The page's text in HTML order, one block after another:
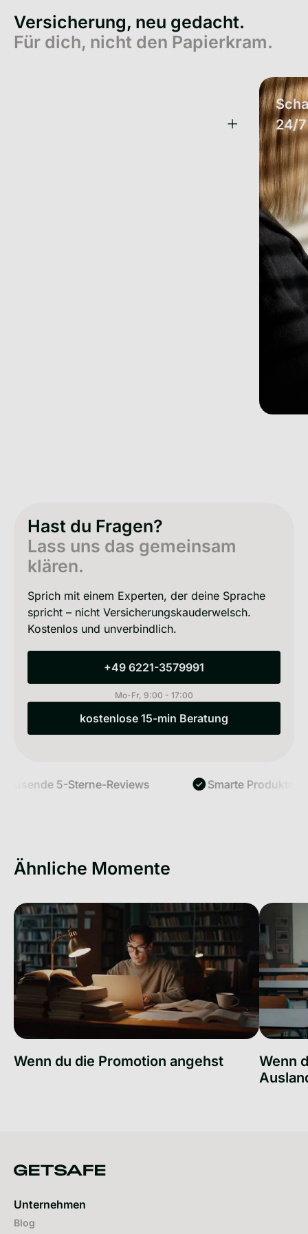
Versicherung, neu gedacht.
Für dich, nicht den Papierkram.
24/7
Hast du Fragen?
Lass uns das gemeinsam
klären.
Sprich mit einem Experten, der deine Sprache
spricht – nicht Versicherungskauderwelsch.
Kostenlos und unverbindlich.
+49 6221-3579991
+49 6221-3579991
Mo-Fr, 9:00 - 17:00
kostenlose 15-min Beratung
kostenlose 15-min Beratung
5-Sterne-Reviews Smarte Produkte,
Ähnliche Momente
Wenn du die Promotion angehst
Wenn
Unternehmen
Blog